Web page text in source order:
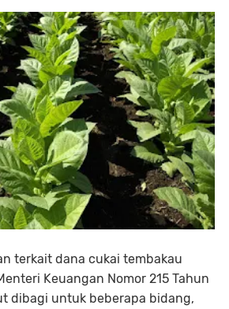
terkait dana cukai tembakau
Keuangan Nomor 215 Tahun
dibagi untuk beberapa bidang,